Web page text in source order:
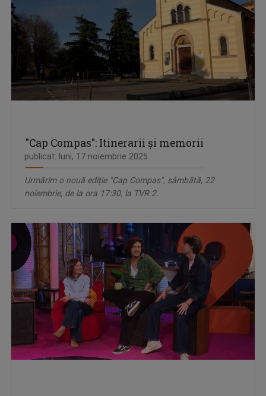
"Cap Compas": Itinerarii și memorii
publicat: luni, 17 noiembrie 2025
Urmărim o nouă ediție "Cap Compas", sâmbătă, 22
noiembrie, de la ora 17:30, la TVR 2.